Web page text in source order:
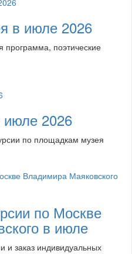
в июле 2026
программа, поэтические
июле 2026
по площадкам музея
по Москве
в июле
и заказ индивидуальных